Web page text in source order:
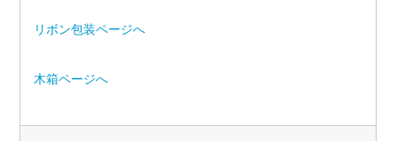
リボン包装ページへ
木箱ページへ